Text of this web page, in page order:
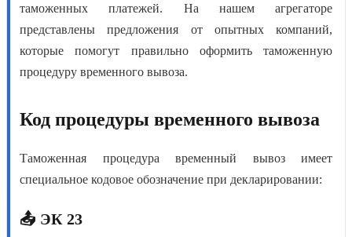
таможенных платежей. На нашем агрегаторе
представлены предложения от опытных компаний,
которые помогут правильно оформить таможенную
процедуру временного вывоза.
Код процедуры временного вывоза
Таможенная процедура временный вывозимеет
специальное кодовое обозначение при декларировании:
📤 ЭК 23